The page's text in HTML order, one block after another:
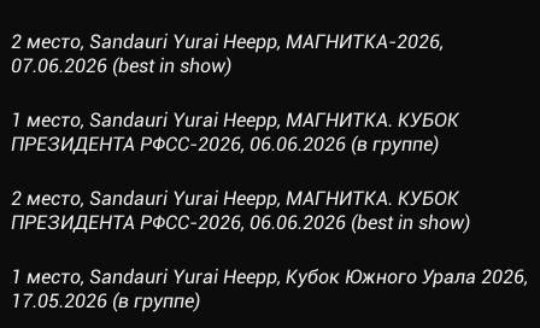
2 место, Sandauri Yurai Heepp, МАГНИТКА-2026,
07.06.2026 (best in show)
1 место, Sandauri Yurai Heepp, МАГНИТКА. КУБОК
ПРЕЗИДЕНТА РФСС-2026, 06.06.2026 (в группе)
2 место, Sandauri Yurai Heepp, МАГНИТКА. КУБОК
ПРЕЗИДЕНТА РФСС-2026, 06.06.2026 (best in show)
1 место, Sandauri Yurai Heepp, Кубок Южного Урала 2026,
17.05.2026 (в группе)